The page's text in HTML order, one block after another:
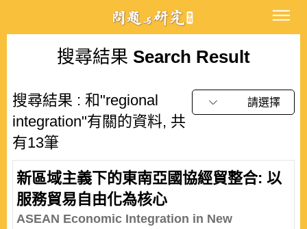
搜尋結果 Search Result
搜尋結果 : 和"regional
integration"有關的資料, 共
有13筆
請選擇
新區域主義下的東南亞國協經貿整合: 以
服務貿易自由化為核心
ASEAN Economic Integration in New